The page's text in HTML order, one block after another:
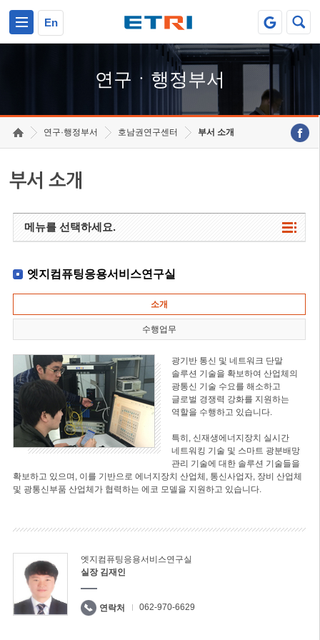
En
연구ㆍ행정부서
연구·행정부서 호남권연구센터 부서 소개
부서 소개
메뉴를 선택하세요.
엣지컴퓨팅응용서비스연구실
소개
수행업무
광기반 통신 및 네트워크 단말
솔루션 기술을 확보하여 산업체의
광통신 기술 수요를 해소하고
글로벌 경쟁력 강화를 지원하는
역할을 수행하고 있습니다.
특히, 신재생에너지장치 실시간
네트워킹 기술 및 스마트 광분배망
관리 기술에 대한 솔루션 기술들을
확보하고 있으며, 이를 기반으로 에너지장치 산업체, 통신사업자, 장비 산업체
및 광통신부품 산업체가 협력하는 에코 모델을 지원하고 있습니다.
엣지컴퓨팅응용서비스연구실
실장 김재인
연락처 062-970-6629